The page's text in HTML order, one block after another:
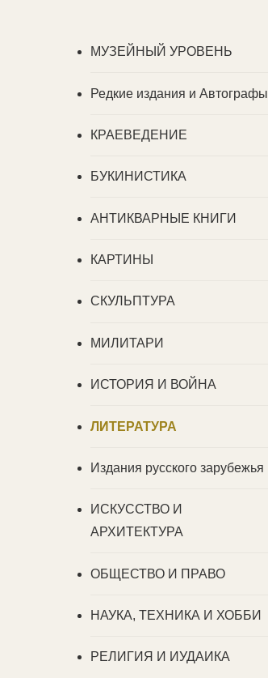
МУЗЕЙНЫЙ УРОВЕНЬ
Редкие издания и Автографы
КРАЕВЕДЕНИЕ
БУКИНИСТИКА
АНТИКВАРНЫЕ КНИГИ
КАРТИНЫ
СКУЛЬПТУРА
МИЛИТАРИ
ИСТОРИЯ И ВОЙНА
ЛИТЕРАТУРА
Издания русского зарубежья
ИСКУССТВО И
АРХИТЕКТУРА
ОБЩЕСТВО И ПРАВО
НАУКА, ТЕХНИКА И ХОББИ
РЕЛИГИЯ И ИУДАИКА